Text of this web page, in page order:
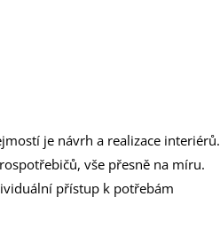
je návrh a realizace interiérů.
vše přesně na míru.
přístup k potřebám